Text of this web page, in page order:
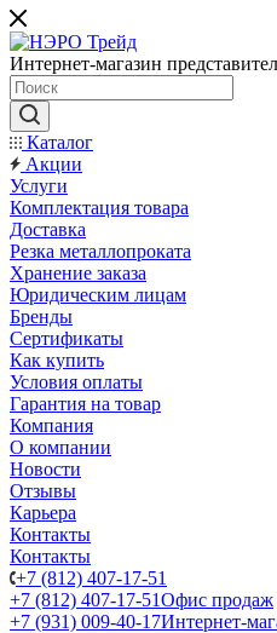
Интернет-магазин
Каталог
Акции
Услуги
Комплектация товара
Доставка
Резка металлопроката
Хранение заказа
Юридическим лицам
Бренды
Сертификаты
Как купить
Условия оплаты
Гарантия на товар
Компания
О компании
Новости
Отзывы
Карьера
Контакты
Контакты
+7 (812) 407-17-51
+7 (812) 407-17-51Офис продаж
+7 (931) 009-40-17Интернет-